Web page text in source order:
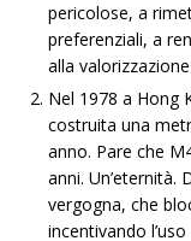
pericolose, a
preferenziali, a
alla
Nel 1978 a Hong
costruita una
anno. Pare che
anni. Un’eternità.
vergogna, che
incentivando